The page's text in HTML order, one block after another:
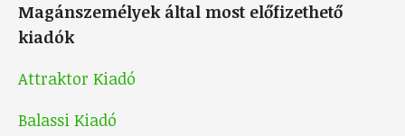
Magánszemélyek által most előfizethető
kiadók
Attraktor Kiadó
Balassi Kiadó